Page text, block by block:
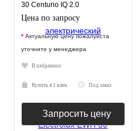
30 Centurio IQ 2.0
Цена по запросу
* Актуальную цену пожалуйста
уточните у менеджера
В избранное
Купить в 1 клик Под заказ
Запросить цену